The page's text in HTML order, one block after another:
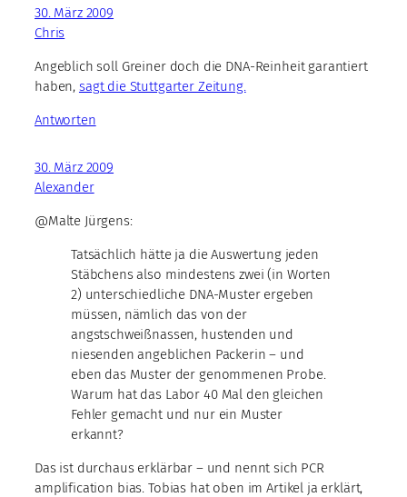
30. März 2009
Chris
Angeblich soll Greiner doch die DNA-Reinheit garantiert
haben, sagt die Stuttgarter Zeitung.
Antworten
30. März 2009
Alexander
@Malte Jürgens:
Tatsächlich hätte ja die Auswertung jeden
Stäbchens also mindestens zwei (in Worten
2) unterschiedliche DNA-Muster ergeben
müssen, nämlich das von der
angstschweißnassen, hustenden und
niesenden angeblichen Packerin – und
eben das Muster der genommenen Probe.
Warum hat das Labor 40 Mal den gleichen
Fehler gemacht und nur ein Muster
erkannt?
Das ist durchaus erklärbar – und nennt sich PCR
amplification bias. Tobias hat oben im Artikel ja erklärt,